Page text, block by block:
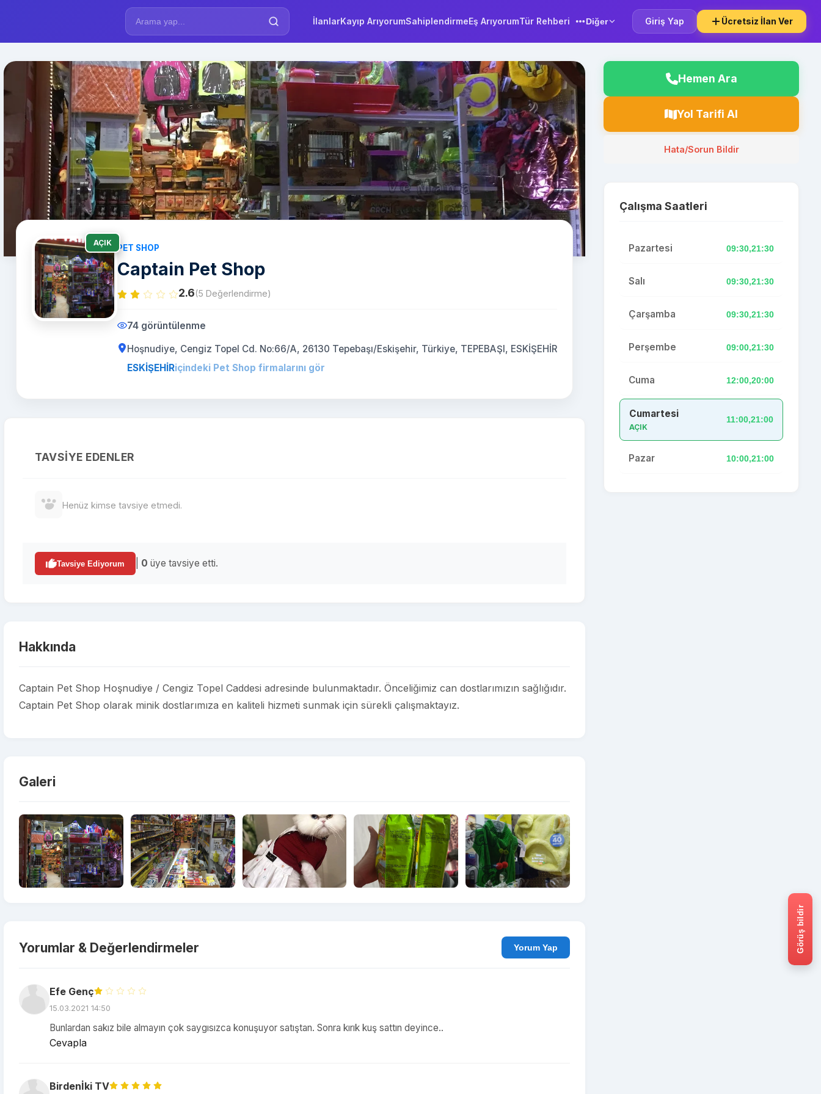
İlanlarKayıp ArıyorumSahiplendirmeEş ArıyorumTür Rehberi Diğer Giriş Yap Ücretsiz İlan Ver
AÇIK
PET SHOP
Captain Pet Shop
2.6(5 Değerlendirme)
74 görüntülenme
Hoşnudiye, Cengiz Topel Cd. No:66/A, 26130 Tepebaşı/Eskişehir, Türkiye, TEPEBAŞI, ESKİŞEHİR
ESKİŞEHİRiçindeki Pet Shop firmalarını gör
TAVSIYE EDENLER
Henüz kimse tavsiye etmedi.
Tavsiye Ediyorum 0 üye tavsiye etti.
Hakkında
Captain Pet Shop Hoşnudiye / Cengiz Topel Caddesi adresinde bulunmaktadır. Önceliğimiz can dostlarımızın sağlığıdır.
Captain Pet Shop olarak minik dostlarımıza en kaliteli hizmeti sunmak için sürekli çalışmaktayız.
Galeri
Yorumlar & Değerlendirmeler Yorum Yap
Efe Genç
15.03.2021 14:50
Bunlardan sakız bile almayın çok saygısızca konuşuyor satıştan. Sonra kırık kuş sattın deyince..
Cevapla
Birdenİki TV
Hemen Ara
Yol Tarifi Al
Hata/Sorun Bildir
Çalışma Saatleri
Pazartesi 09:30,21:30
Salı 09:30,21:30
Çarşamba 09:30,21:30
Perşembe 09:00,21:30
Cuma 12:00,20:00
Cumartesi
AÇIK
11:00,21:00
Pazar 10:00,21:00
Görüş bildir